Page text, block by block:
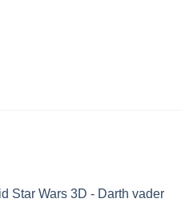
Star Wars 3D - Darth vader